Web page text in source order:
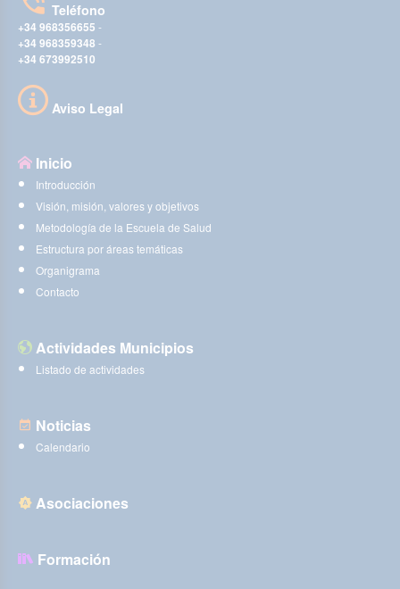
Teléfono
+34 968356655 -
+34 968359348 -
+34 673992510
Aviso Legal
Inicio
Introducción
Visión, misión, valores y objetivos
Metodología de la Escuela de Salud
Estructura por áreas temáticas
Organigrama
Contacto
Actividades Municipios
Listado de actividades
Noticias
Calendario
Asociaciones
Formación